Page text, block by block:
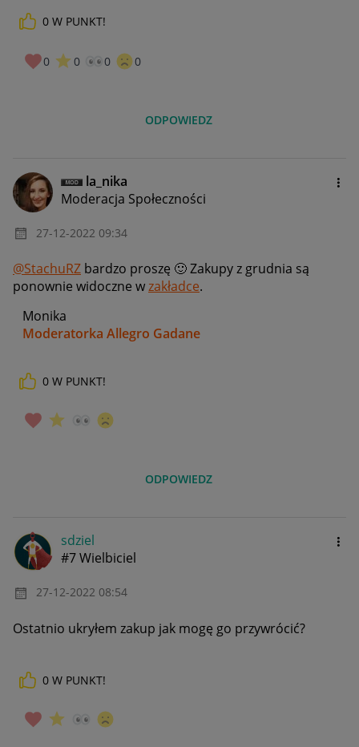
0 W PUNKT!
0 0 0 0
ODPOWIEDZ
la_nika
Moderacja Społeczności
‎27-12-2022 09:34
@StachuRZ bardzo proszę 🙂Zakupy z grudnia są
ponownie widoczne wzakładce.
Monika
Moderatorka Allegro Gadane
0 W PUNKT!
ODPOWIEDZ
sdziel
#7 Wielbiciel
‎27-12-2022 08:54
Ostatnio ukryłem zakup jak mogę go przywrócić?
0 W PUNKT!